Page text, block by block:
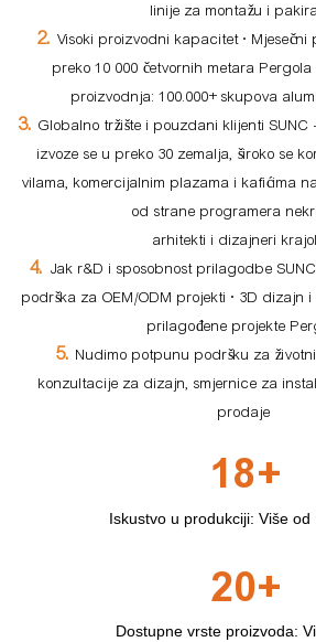
linije za montažu i
2. Visoki proizvodni kapacitet •
preko 10 000 četvornih metara Pergola
proizvodnja: 100.000+ skupova
3. Globalno tržište i pouzdani klijenti SUNC
izvoze se u preko 30 zemalja, široko se
vilama, komercijalnim plazama i kafićima
od strane programera
arhitekti i dizajneri
4. Jak r&D i sposobnost prilagodbe
podrška za OEM/ODM projekti • 3D dizajn
prilagođene projekte
5.Nudimo potpunu podršku za
konzultacije za dizajn, smjernice za
prodaje
18+
Iskustvo u produkciji: Više od
20+
Dostupne vrste proizvoda: